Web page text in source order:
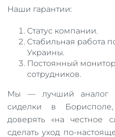
Наши гарантии:
Статус компании.
Стабильная работа
Украины.
Постоянный
сотрудников.
Мы — лучший аналог
сиделки в
доверять «на честное
сделать уход по-